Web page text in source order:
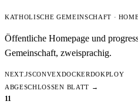
KATHOLISCHE GEMEINSCHAFT ·
Öffentliche Homepage und
Gemeinschaft, zweisprachig.
NEXT.JSCONVEXDOCKERDOKPLOY
ABGESCHLOSSEN BLATT →
11